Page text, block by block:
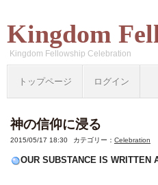
Kingdom
Kingdom Fellowship Celebration
トップページ ログイン
神の信仰に浸る
2015/05/17 18:30 カテゴリー： Celebration
OUR SUBSTANCE IS WRITTEN